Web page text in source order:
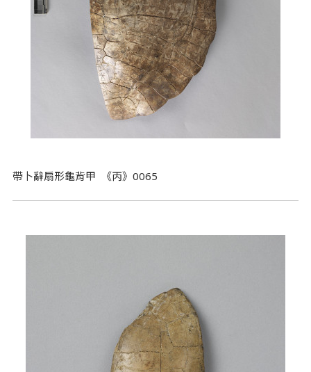
帶卜辭扇形龜背甲 《丙》0065